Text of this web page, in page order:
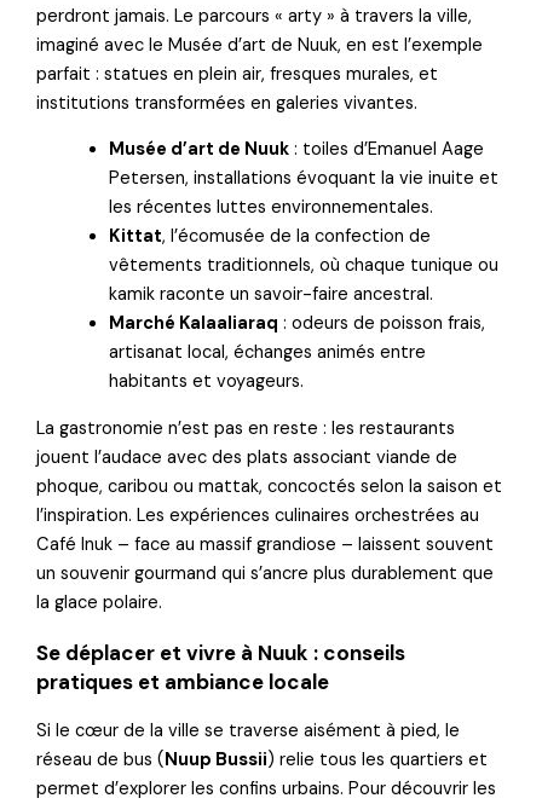
perdront jamais. Le parcours « arty » à travers la ville,
imaginé avec le Musée d’art de Nuuk, en est l’exemple
parfait : statues en plein air, fresques murales, et
institutions transformées en galeries vivantes.
Musée d’art de Nuuk : toiles d’Emanuel Aage
Petersen, installations évoquant la vie inuite et
les récentes luttes environnementales.
Kittat, l’écomusée de la confection de
vêtements traditionnels, où chaque tunique ou
kamik raconte un savoir-faire ancestral.
Marché Kalaaliaraq : odeurs de poisson frais,
artisanat local, échanges animés entre
habitants et voyageurs.
La gastronomie n’est pas en reste : les restaurants
jouent l’audace avec des plats associant viande de
phoque, caribou ou mattak, concoctés selon la saison et
l’inspiration. Les expériences culinaires orchestrées au
Café Inuk – face au massif grandiose – laissent souvent
un souvenir gourmand qui s’ancre plus durablement que
la glace polaire.
Se déplacer et vivre à Nuuk : conseils
pratiques et ambiance locale
Si le cœur de la ville se traverse aisément à pied, le
réseau de bus (Nuup Bussii) relie tous les quartiers et
permet d’explorer les confins urbains. Pour découvrir les